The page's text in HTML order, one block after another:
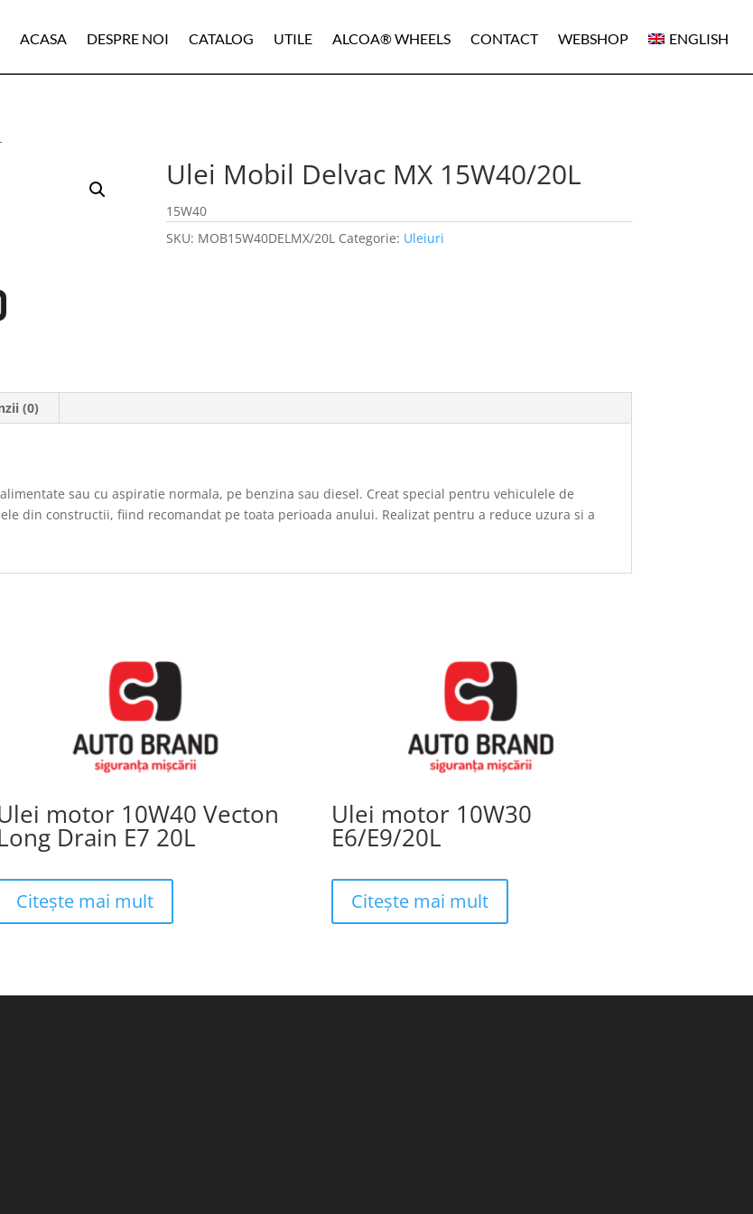
ACASA DESPRE NOI CATALOG UTILE ALCOA® WHEELS CONTACT WEBSHOP ENGLISH
Ulei Mobil Delvac MX 15W40/20L
15W40
SKU: MOB15W40DELMX/20L Categorie: Uleiuri
(0)
sau cu aspiratie normala, pe benzina sau diesel. Creat special pentru vehiculele de
din constructii, fiind recomandat pe toata perioada anului. Realizat pentru a reduce uzura si a
motor 10W40 Vecton
Drain E7 20L
Citește mai mult
Ulei motor 10W30
E6/E9/20L
Citește mai mult